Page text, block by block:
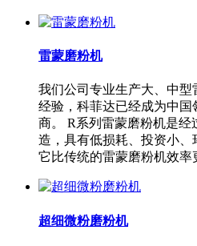
雷蒙磨粉机
我们公司专业生产大、中
经验，科菲达已经成为中
商。 R系列雷蒙磨粉机是经
造，具有低损耗、投资小、
它比传统的雷蒙磨粉机效率
超细微粉磨粉机